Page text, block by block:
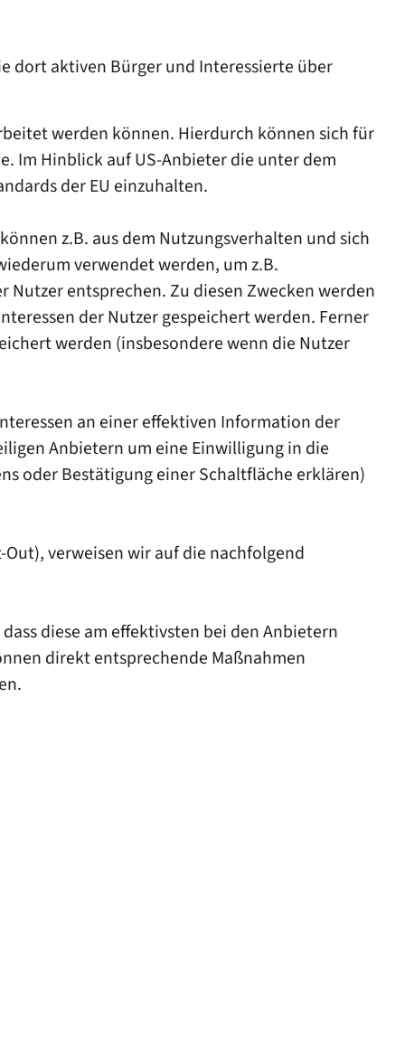
dort aktiven Bürger und Interessierte über
werden können. Hierdurch können sich für
Im Hinblick auf US-Anbieter die unter dem
der EU einzuhalten.
z.B. aus dem Nutzungsverhalten und sich
verwendet werden, um z.B.
entsprechen. Zu diesen Zwecken werden
der Nutzer gespeichert werden. Ferner
werden (insbesondere wenn die Nutzer
an einer effektiven Information der
Anbietern um eine Einwilligung in die
oder Bestätigung einer Schaltfläche erklären)
verweisen wir auf die nachfolgend
diese am effektivsten bei den Anbietern
direkt entsprechende Maßnahmen